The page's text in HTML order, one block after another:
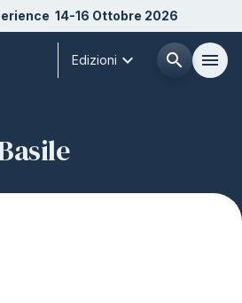
14-16 Ottobre 2026
Edizioni expand_more search menu